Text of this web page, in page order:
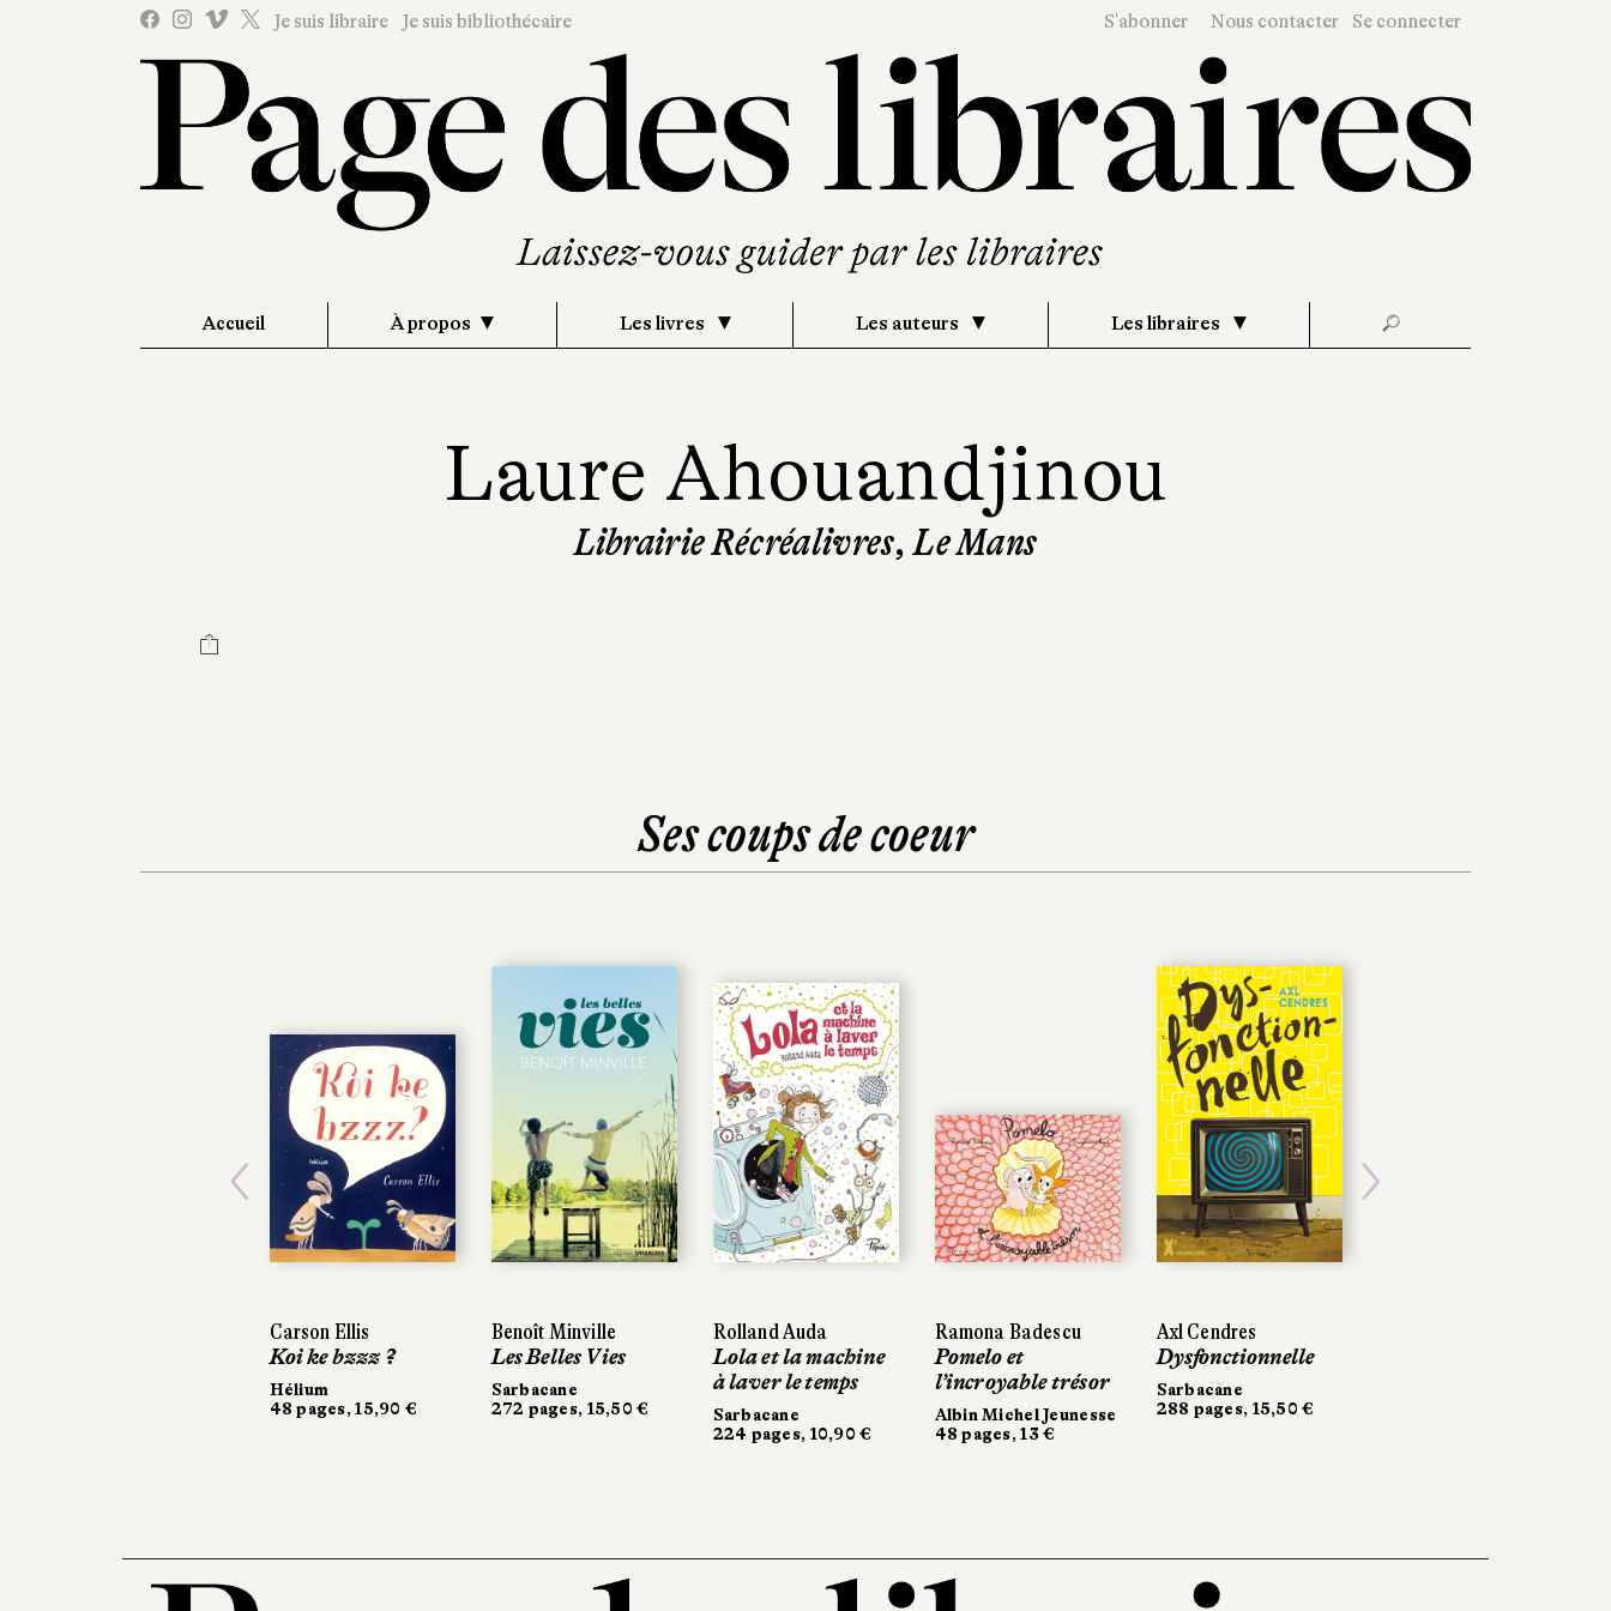
Je suis libraire Je suis bibliothécaire S'abonner Nous contacter Se connecter
Accueil À propos Les livres Les auteurs Les libraires 🔎
Laure Ahouandjinou
Librairie Récréalivres, Le Mans
Ses coups de coeur
Carson Ellis
Koi ke bzzz ?
Hélium
48 pages, 15,90 €
Benoît Minville
Les Belles Vies
Sarbacane
272 pages, 15,50 €
Rolland Auda
Lola et la machine
à laver le temps
Sarbacane
224 pages, 10,90 €
Ramona Badescu
Pomelo et
l’incroyable trésor
Albin Michel Jeunesse
48 pages, 13 €
Axl Cendres
Dysfonctionnelle
Sarbacane
288 pages, 15,50 €
Previous